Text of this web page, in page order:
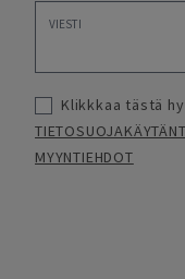
Klikkkaa tästä
MYYNTIEHDOT